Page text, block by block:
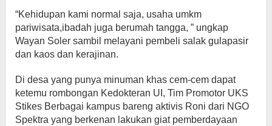
“Kehidupan kami normal saja, usaha umkm
pariwisata,ibadah juga berumah tangga, ” ungkap
Wayan Soler sambil melayani pembeli salak gulapasir
dan kaos dan kerajinan.
Di desa yang punya minuman khas cem-cem dapat
ketemu rombongan Kedokteran UI, Tim Promotor UKS
Stikes Berbagai kampus bareng aktivis Roni dari NGO
Spektra yang berkenan lakukan giat pemberdayaan